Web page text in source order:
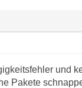
und
Pakete